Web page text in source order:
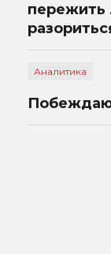
пережить
Аналитика